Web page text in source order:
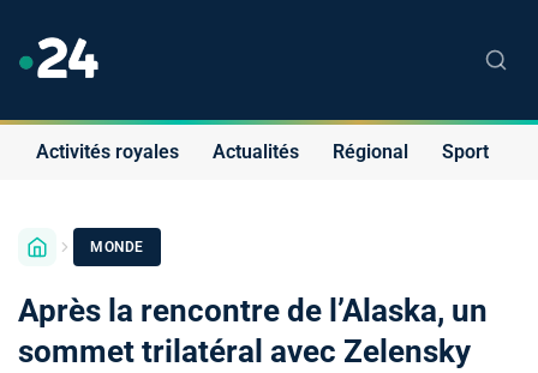
Activités royales Actualités Régional Sport
MONDE
Après la rencontre de l’Alaska, un
sommet trilatéral avec Zelensky